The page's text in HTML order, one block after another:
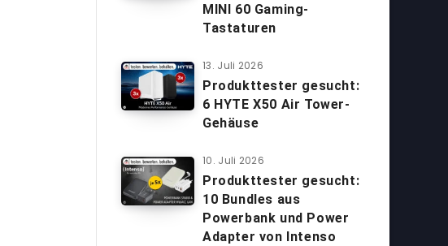
MINI 60 Gaming-
Tastaturen
13. Juli 2026
Produkttester gesucht:
6 HYTE X50 Air Tower-
Gehäuse
10. Juli 2026
Produkttester gesucht:
10 Bundles aus
Powerbank und Power
Adapter von Intenso